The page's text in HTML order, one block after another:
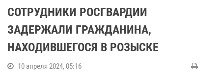
СОТРУДНИКИ РОСГВАРДИИ
ЗАДЕРЖАЛИ ГРАЖДАНИНА,
НАХОДИВШЕГОСЯ В РОЗЫСКЕ
10 апреля 2024, 05:16